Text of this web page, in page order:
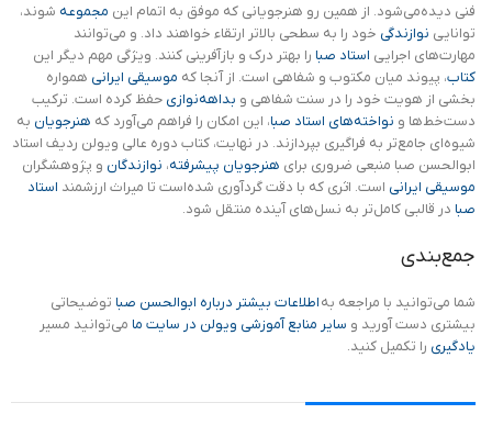
فنی دیده‌می‌شود. از همین رو هنرجویانی که موفق به اتمام این مجموعه شوند،
توانایی نوازندگی خود را به سطحی بالاتر ارتقاء خواهند داد. و می‌توانند
مهارت‌های اجرایی استاد صبا را بهتر درک و بازآفرینی کنند. ویژگی مهم دیگر این
کتاب، پیوند میان مکتوب و شفاهی است. از آنجا که موسیقی ایرانی همواره
بخشی از هویت خود را در سنت شفاهی و بداهه‌نوازی حفظ کرده است. ترکیب
دست‌خط‌ها و نواخته‌های استاد صبا، این امکان را فراهم می‌آورد که هنرجویان به
شیوه‌ای جامع‌تر به فراگیری بپردازند. در نهایت، کتاب دوره عالی ویولن ردیف استاد
ابوالحسن صبا منبعی ضروری برای هنرجویان پیشرفته، نوازندگان و پژوهشگران
موسیقی ایرانی است. اثری که با دقت گردآوری شده‌است تا میراث ارزشمند استاد
صبا در قالبی کامل‌تر به نسل‌های آینده منتقل شود.
جمع‌بندی
شما می‌توانید با مراجعه بهاطلاعات بیشتر درباره ابوالحسن صبا توضیحاتی
بیشتری دست آورید و سایر منابع آموزشی ویولن در سایت ما می‌توانید مسیر
یادگیری را تکمیل کنید.